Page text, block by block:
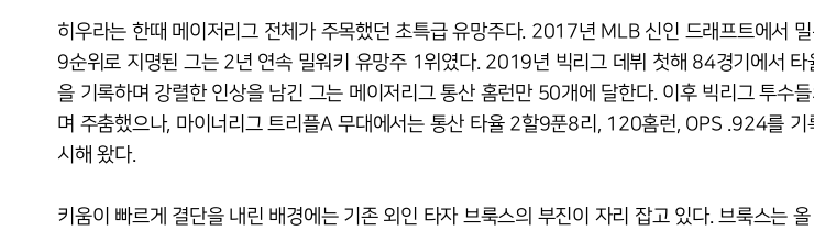
히우라는 한때 메이저리그 전체가 주목했던 초특급 유망주다. 2017년 MLB 신인 드래프트에서
9순위로 지명된 그는 2년 연속 밀워키 유망주 1위였다. 2019년 빅리그 데뷔 첫해 84경기에서
을 기록하며 강렬한 인상을 남긴 그는 메이저리그 통산 홈런만 50개에 달한다. 이후 빅리그 투수
며 주춤했으나, 마이너리그 트리플A 무대에서는 통산 타율 2할9푼8리, 120홈런, OPS .924를 기
시해 왔다.
키움이 빠르게 결단을 내린 배경에는 기존 외인 타자 브룩스의 부진이 자리 잡고 있다. 브룩스는